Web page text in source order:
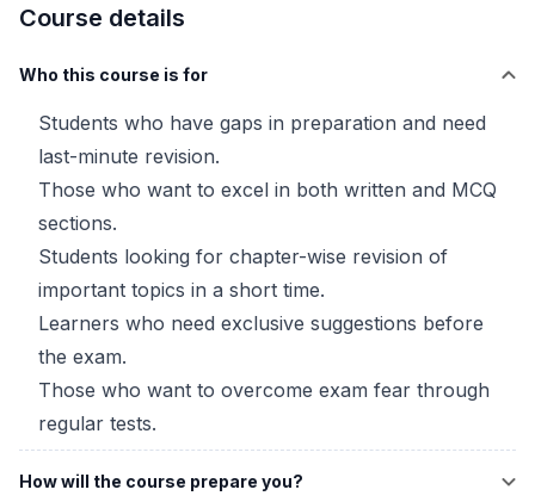
Course details
Who this course is for
Students who have gaps in preparation and need
last-minute revision.
Those who want to excel in both written and MCQ
sections.
Students looking for chapter-wise revision of
important topics in a short time.
Learners who need exclusive suggestions before
the exam.
Those who want to overcome exam fear through
regular tests.
How will the course prepare you?